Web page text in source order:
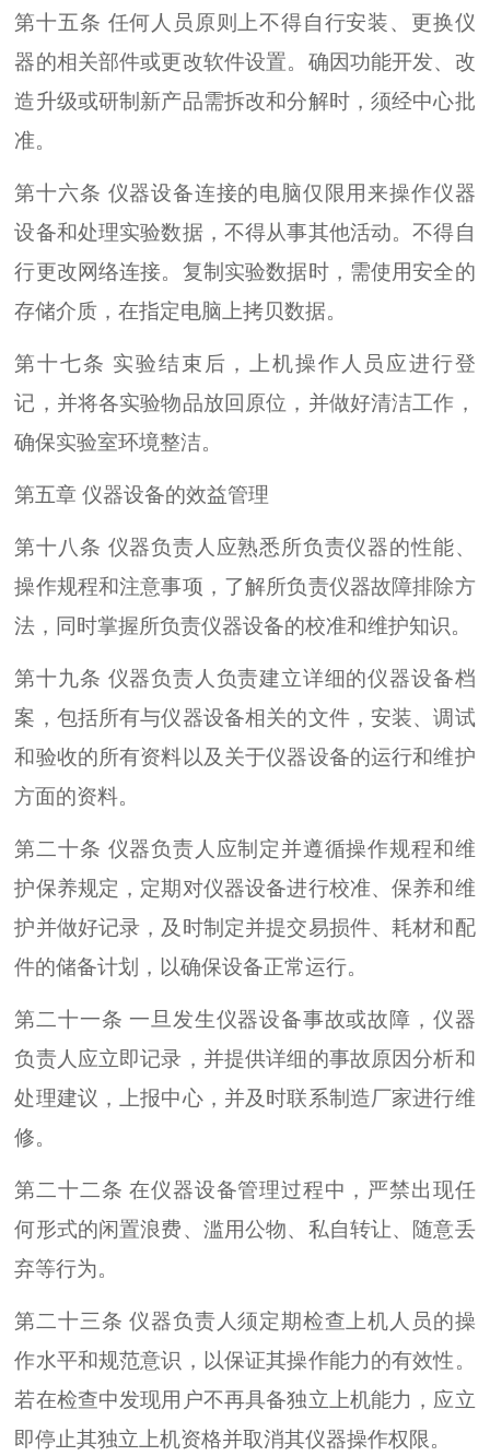
第十五条 任何人员原则上不得自行安装、更换仪
器的相关部件或更改软件设置。确因功能开发、改
造升级或研制新产品需拆改和分解时，须经中心批
准。
第十六条 仪器设备连接的电脑仅限用来操作仪器
设备和处理实验数据，不得从事其他活动。不得自
行更改网络连接。复制实验数据时，需使用安全的
存储介质，在指定电脑上拷贝数据。
第十七条 实验结束后，上机操作人员应进行登
记，并将各实验物品放回原位，并做好清洁工作，
确保实验室环境整洁。
第五章 仪器设备的效益管理
第十八条 仪器负责人应熟悉所负责仪器的性能、
操作规程和注意事项，了解所负责仪器故障排除方
法，同时掌握所负责仪器设备的校准和维护知识。
第十九条 仪器负责人负责建立详细的仪器设备档
案，包括所有与仪器设备相关的文件，安装、调试
和验收的所有资料以及关于仪器设备的运行和维护
方面的资料。
第二十条 仪器负责人应制定并遵循操作规程和维
护保养规定，定期对仪器设备进行校准、保养和维
护并做好记录，及时制定并提交易损件、耗材和配
件的储备计划，以确保设备正常运行。
第二十一条 一旦发生仪器设备事故或故障，仪器
负责人应立即记录，并提供详细的事故原因分析和
处理建议，上报中心，并及时联系制造厂家进行维
修。
第二十二条 在仪器设备管理过程中，严禁出现任
何形式的闲置浪费、滥用公物、私自转让、随意丢
弃等行为。
第二十三条 仪器负责人须定期检查上机人员的操
作水平和规范意识，以保证其操作能力的有效性。
若在检查中发现用户不再具备独立上机能力，应立
即停止其独立上机资格并取消其仪器操作权限。